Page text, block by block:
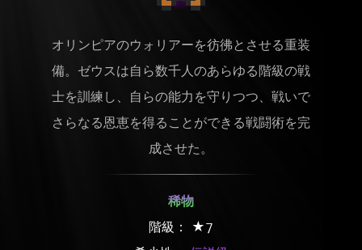
オリンピアのウォリアーを彷彿とさせる重装
備。ゼウスは自ら数千人のあらゆる階級の戦
士を訓練し、自らの能力を守りつつ、戦いで
さらなる恩恵を得ることができる戦闘術を完
成させた。
稀物
階級： ★7